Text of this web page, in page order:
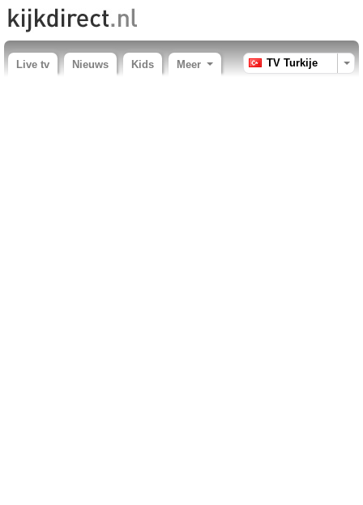
Live tv Nieuws Kids Meer TV Turkije